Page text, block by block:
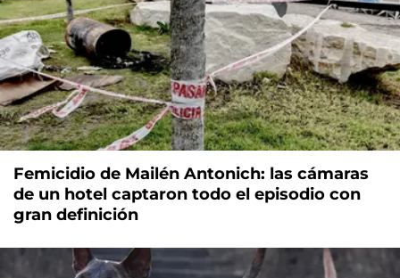
Femicidio de Mailén Antonich: las cámaras
de un hotel captaron todo el episodio con
gran definición